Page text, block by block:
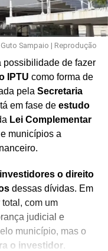
Sampaio | Reprodução
de fazer
IPTU como forma de
pela Secretaria
em fase de estudo
Lei Complementar
municípios a
o direito
dessas dívidas. Em
com um
judicial e
município, mas o
o investidor.